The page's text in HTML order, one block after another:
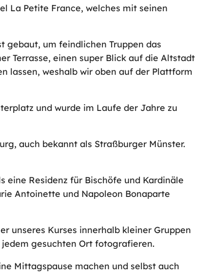
La Petite France, welches mit seinen
gebaut, um feindlichen Truppen das
Terrasse, einen super Blick auf die Altstadt
lassen, weshalb wir oben auf der Plattform
und wurde im Laufe der Jahre zu
auch bekannt als Straßburger Münster.
eine Residenz für Bischöfe und Kardinäle
Antoinette und Napoleon Bonaparte
unseres Kurses innerhalb kleiner Gruppen
gesuchten Ort fotografieren.
Mittagspause machen und selbst auch